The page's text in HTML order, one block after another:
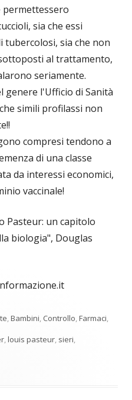
sia che essi
tubercolosi, sia che non
al trattamento,
seriamente.
genere l'Ufficio di Sanità
simili profilassi non
compresi tendono a
di una classe
da interessi economici,
vaccinale!
Pasteur: un capitolo
biologia", Douglas
,Bambini, Controllo,Farmaci,
,louis pasteur, sieri,